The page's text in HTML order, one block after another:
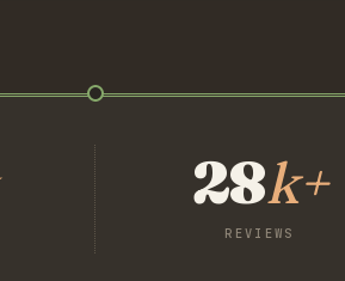
28k+
REVIEWS